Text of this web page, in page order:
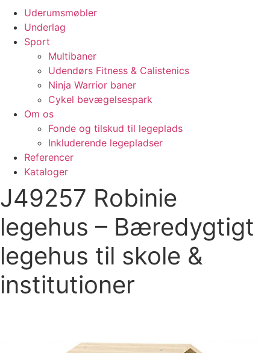
Uderumsmøbler
Underlag
Sport
Multibaner
Udendørs Fitness & Calistenics
Ninja Warrior baner
Cykel bevægelsespark
Om os
Fonde og tilskud til legeplads
Inkluderende legepladser
Referencer
Kataloger
J49257 Robinie
legehus – Bæredygtigt
legehus til skole &
institutioner